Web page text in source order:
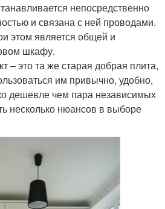
непосредственно
и связана с ней проводами.
этом является общей и
шкафу.
– это та же старая добрая плита,
им привычно, удобно,
дешевле чем пара независимых
несколько нюансов в выборе